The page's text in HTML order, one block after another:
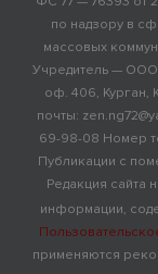
по надзору в
массовых
Учредитель —
оф. 406, Курган,
почты:
69-98-08 Номер
Публикации с
Редакция сайта
информации,
применяются